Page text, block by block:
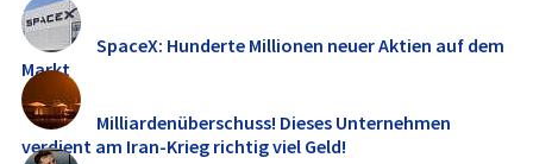
SpaceX: Hunderte Millionen neuer Aktien auf dem
Markt
Milliardenüberschuss! Dieses Unternehmen
verdient am Iran-Krieg richtig viel Geld!